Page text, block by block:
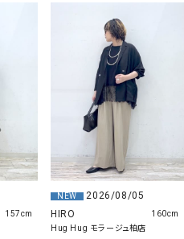
ソックス・その他雑貨
157cm
NEW
2026/08/05
HIRO
Hug Hug モラージュ柏店
160cm